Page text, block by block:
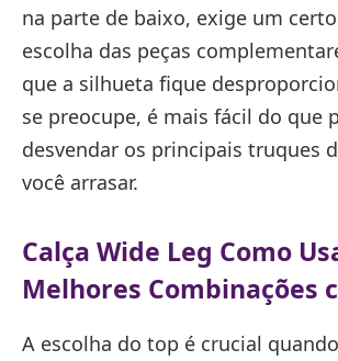
na parte de baixo, exige um
escolha das peças
que a silhueta fique
se preocupe, é mais fácil do que
desvendar os principais truques
você arrasar.
Calça Wide Leg Como
Melhores Combinações
A escolha do top é crucial